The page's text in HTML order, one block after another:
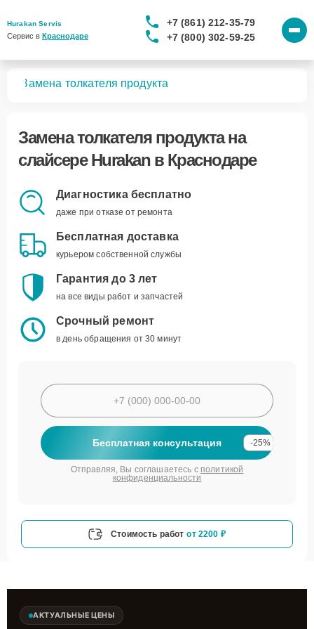
Hurakan Servis
Сервис в Краснодаре
+7 (861) 212-35-79
+7 (800) 302-59-25
Замена толкателя продукта
Замена толкателя продуктана
слайсере Hurakan в Краснодаре
Диагностика бесплатно
даже при отказе от ремонта
Бесплатная доставка
курьером собственной службы
Гарантия до 3 лет
на все виды работ и запчастей
Срочный ремонт
в день обращения от 30 минут
Бесплатная консультация -25%
Отправляя, Вы соглашаетесь с политикой
конфиденциальности
Стоимость работ от 2200 ₽
АКТУАЛЬНЫЕ ЦЕНЫ